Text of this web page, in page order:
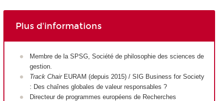
Plus d'informations
Membre de la SPSG, Société de philosophie des sciences de
gestion.
Track ChairEURAM (depuis 2015) / SIG Business for Society
: Des chaînes globales de valeur responsables ?
Directeur de programmes européens de Recherches